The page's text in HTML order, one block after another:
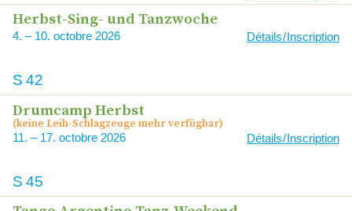
Herbst-Sing- und Tanzwoche
4 – 10 2026 Détails / Inscription
S 42
Drumcamp Herbst
(keine Leih-Schlagzeuge mehr verfügbar)
11 – 17 2026 Détails / Inscription
S 45